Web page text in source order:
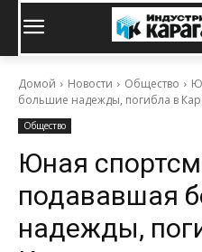
Домой Новости Общество
большие надежды, погибла в
Общество
Юная
подававшая
надежды,